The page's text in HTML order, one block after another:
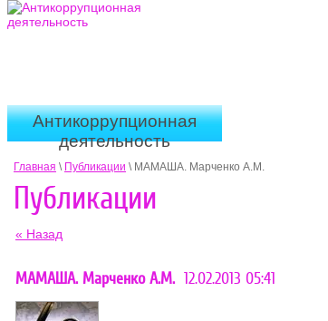
Антикоррупционная
деятельность
Главная \ Публикации \ МАМАША. Марченко А.М.
Публикации
« Назад
МАМАША. Марченко А.М. 12.02.2013 05:41